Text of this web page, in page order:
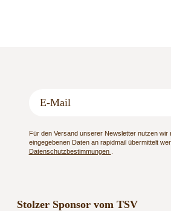
Für den Versand unserer Newsletter nutzen wir
eingegebenen Daten an rapidmail übermittelt
Datenschutzbestimmungen
Stolzer Sponsor vom TSV